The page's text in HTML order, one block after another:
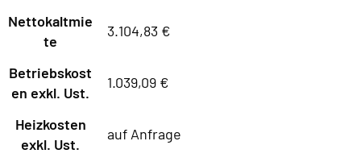
Nettokaltmie
te
3.104,83 €
Betriebskost
en exkl. Ust.
1.039,09 €
Heizkosten
exkl. Ust.
auf Anfrage